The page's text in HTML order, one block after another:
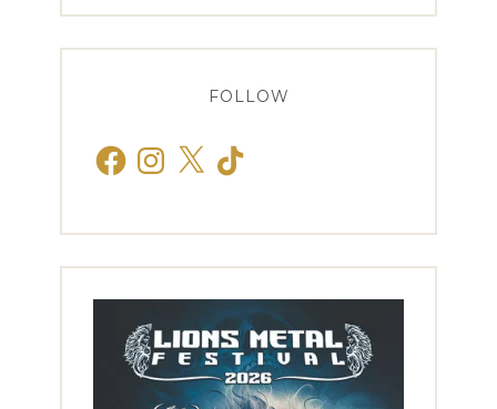
FOLLOW
FacebookInstagram
X TikTok